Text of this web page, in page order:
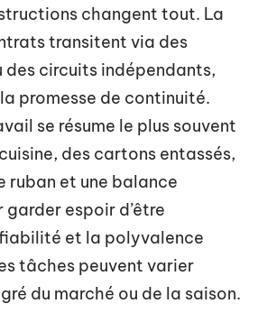
changent tout. La
transitent via des
circuits indépendants,
promesse de continuité.
se résume le plus souvent
des cartons entassés,
ruban et une balance
garder espoir d’être
et la polyvalence
tâches peuvent varier
du marché ou de la saison.